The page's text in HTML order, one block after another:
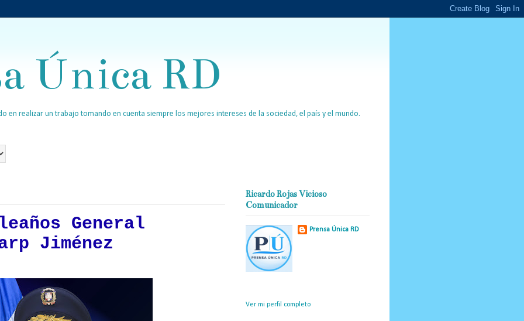
Única RD
en realizar un trabajo tomando en cuenta siempre los mejores intereses de la sociedad, el país y el mundo.
General
Jiménez
Ricardo Rojas Vicioso
Comunicador
Prensa Única RD
Ver mi perfil completo